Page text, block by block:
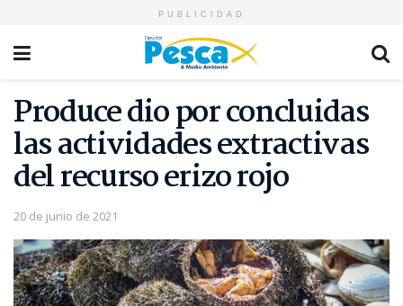
PUBLICIDAD
Produce dio por concluidas
las actividades extractivas
del recurso erizo rojo
20 de junio de 2021